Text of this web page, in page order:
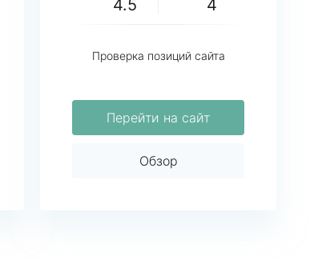
4.5 4
Проверка позиций сайта
Перейти на сайт
Обзор